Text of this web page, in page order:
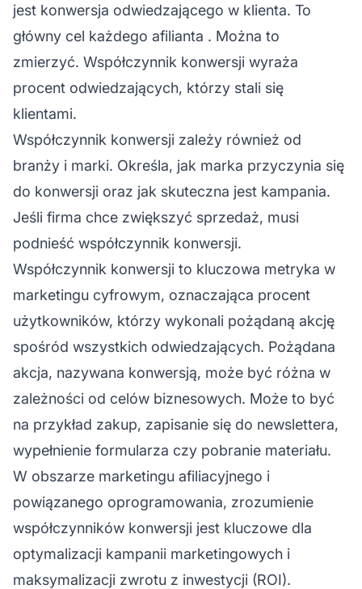
jest konwersja odwiedzającego w klienta. To
główny cel każdego afilianta . Można to
zmierzyć. Współczynnik konwersji wyraża
procent odwiedzających, którzy stali się
klientami.
Współczynnik konwersji zależy również od
branży i marki. Określa, jak marka przyczynia się
do konwersji oraz jak skuteczna jest kampania.
Jeśli firma chce zwiększyć sprzedaż, musi
podnieść współczynnik konwersji.
Współczynnik konwersji to kluczowa metryka w
marketingu cyfrowym, oznaczająca procent
użytkowników, którzy wykonali pożądaną akcję
spośród wszystkich odwiedzających. Pożądana
akcja, nazywana konwersją, może być różna w
zależności od celów biznesowych. Może to być
na przykład zakup, zapisanie się do newslettera,
wypełnienie formularza czy pobranie materiału.
W obszarze marketingu afiliacyjnego i
powiązanego oprogramowania, zrozumienie
współczynników konwersji jest kluczowe dla
optymalizacji kampanii marketingowych i
maksymalizacji zwrotu z inwestycji (ROI).